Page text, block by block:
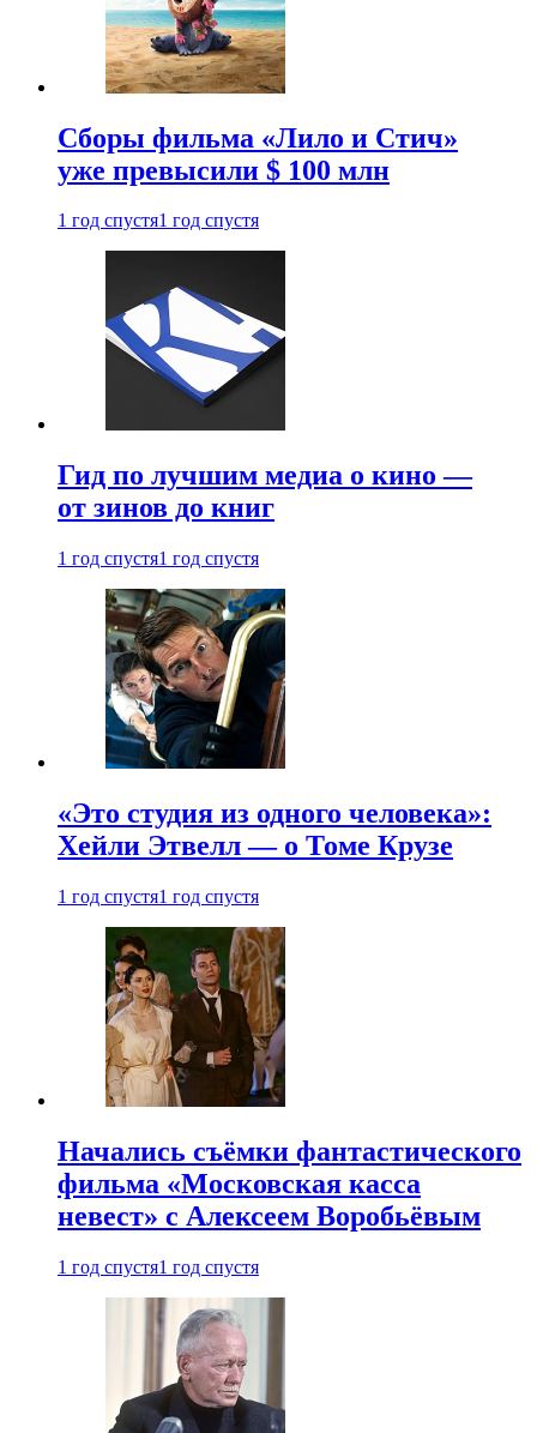
Сборы фильма «Лило и Стич»
уже превысили $ 100 млн
1 год спустя1 год спустя
Гид по лучшим медиа о кино —
от зинов до книг
1 год спустя1 год спустя
«Это студия из одного человека»:
Хейли Этвелл — о Томе Крузе
1 год спустя1 год спустя
Начались съёмки фантастического
фильма «Московская касса
невест» с Алексеем Воробьёвым
1 год спустя1 год спустя